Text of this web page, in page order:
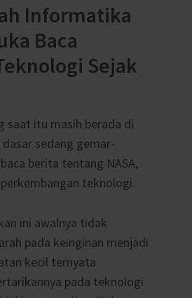
Informatika
Baca
Sejak
saat itu masih berada di
sedang gemar-
berita tentang NASA,
teknologi.
ini awalnya tidak
pada keinginan menjadi
kecil ternyata
pada teknologi